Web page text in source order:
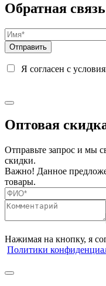
Обратная связь
Я согласен с
Оптовая
Отправьте запрос и мы
скидки.
Важно! Данное
товары.
Нажимая на кнопку, я
Политики